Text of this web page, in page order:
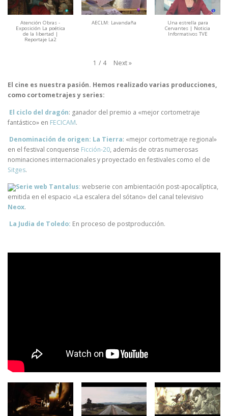
Atención Obras -
Exposición La poética
de la libertad |
Reportaje La2
AECLM: Lavandaña
Una estrella para
Cervantes | Noticia
Informativos TVE
1 / 4 Next»
El cine es nuestra pasión. Hemos realizado varias producciones,
como cortometrajes y series:
El ciclo del dragón: ganador del premio a «mejor cortometraje
fantástico» en FECICAM.
Denominación de origen: La Tierra: «mejor cortometraje regional»
en el festival conquense Ficción-20, además de otras numerosas
nominaciones internacionales y proyectado en festivales como el de
Sitges.
Serie web Tantalus: webserie con ambientación post-apocalíptica,
emitida en el espacio «La escalera del sótano» del canal televisivo
Neox.
La Judia de Toledo: En proceso de postproducción.